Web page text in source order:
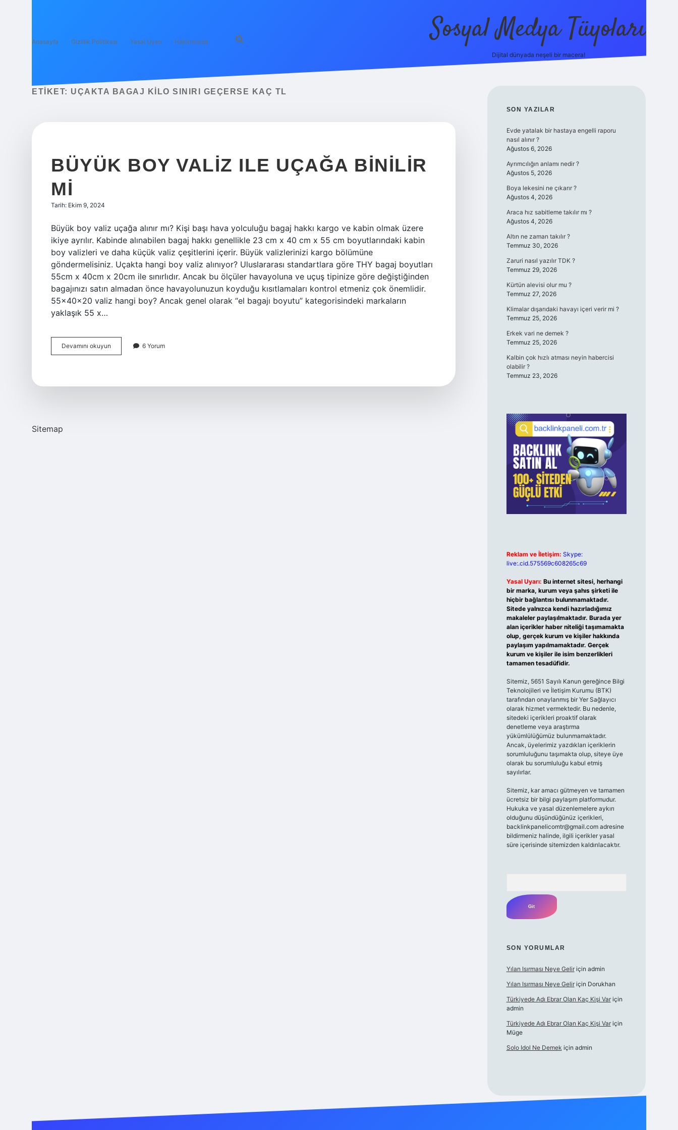
Anasayfa Gizlilik Politikası Yasal Uyarı Hakkımızda Sosyal Medya Tüyoları
Dijital dünyada neşeli bir macera!
ETIKET: UÇAKTA BAGAJ KILO SINIRI GEÇERSE KAÇ TL
BÜYÜK BOY VALIZ ILE UÇAĞA BINILIR
MI
Tarih: Ekim 9, 2024
Büyük boy valiz uçağa alınır mı? Kişi başı hava yolculuğu bagaj hakkı kargo ve kabin olmak üzere
ikiye ayrılır. Kabinde alınabilen bagaj hakkı genellikle 23 cm x 40 cm x 55 cm boyutlarındaki kabin
boy valizleri ve daha küçük valiz çeşitlerini içerir. Büyük valizlerinizi kargo bölümüne
göndermelisiniz. Uçakta hangi boy valiz alınıyor? Uluslararası standartlara göre THY bagaj boyutları
55cm x 40cm x 20cm ile sınırlıdır. Ancak bu ölçüler havayoluna ve uçuş tipinize göre değiştiğinden
bagajınızı satın almadan önce havayolunuzun koyduğu kısıtlamaları kontrol etmeniz çok önemlidir.
55x40x20 valiz hangi boy? Ancak genel olarak “el bagajı boyutu” kategorisindeki markaların
yaklaşık 55 x…
Devamını okuyun
Boy
6 Yorum
Sitemap
SIDEBAR
SON YAZILAR
Evde yatalak bir hastaya engelli raporu
nasıl alınır ?
Ağustos 6, 2026
Ayrımcılığın anlamı nedir ?
Ağustos 5, 2026
Boya lekesini ne çıkarır ?
Ağustos 4, 2026
Araca hız sabitleme takılır mı ?
Ağustos 4, 2026
Altın ne zaman takılır ?
Temmuz 30, 2026
Zaruri nasıl yazılır TDK ?
Temmuz 29, 2026
Kürtün alevisi olur mu ?
Temmuz 27, 2026
Klimalar dışarıdaki havayı içeri verir mi ?
Temmuz 25, 2026
Erkek vari ne demek ?
Temmuz 25, 2026
Kalbin çok hızlı atması neyin habercisi
olabilir ?
Temmuz 23, 2026
Reklam ve İletişim: Skype:
live:.cid.575569c608265c69
Yasal Uyarı: Bu internet sitesi, herhangi
bir marka, kurum veya şahıs şirketi ile
hiçbir bağlantısı bulunmamaktadır.
Sitede yalnızca kendi hazırladığımız
makaleler paylaşılmaktadır. Burada yer
alan içerikler haber niteliği taşımamakta
olup, gerçek kurum ve kişiler hakkında
paylaşım yapılmamaktadır. Gerçek
kurum ve kişiler ile isim benzerlikleri
tamamen tesadüfidir.
Sitemiz, 5651 Sayılı Kanun gereğince Bilgi
Teknolojileri ve İletişim Kurumu (BTK)
tarafından onaylanmış bir Yer Sağlayıcı
olarak hizmet vermektedir. Bu nedenle,
sitedeki içerikleri proaktif olarak
denetleme veya araştırma
yükümlülüğümüz bulunmamaktadır.
Ancak, üyelerimiz yazdıkları içeriklerin
sorumluluğunu taşımakta olup, siteye üye
olarak bu sorumluluğu kabul etmiş
sayılırlar.
Sitemiz, kar amacı gütmeyen ve tamamen
ücretsiz bir bilgi paylaşım platformudur.
Hukuka ve yasal düzenlemelere aykırı
olduğunu düşündüğünüz içerikleri,
backlinkpanelicomtr@gmail.comadresine
bildirmeniz halinde, ilgili içerikler yasal
süre içerisinde sitemizden kaldırılacaktır.
SON YORUMLAR
Yılan Isırması Neye Geliriçin admin
Yılan Isırması Neye Geliriçin Dorukhan
Türkiyede Adı Ebrar Olan Kaç Kişi Variçin
admin
Türkiyede Adı Ebrar Olan Kaç Kişi Variçin
Müge
Solo Idol Ne Demek için admin